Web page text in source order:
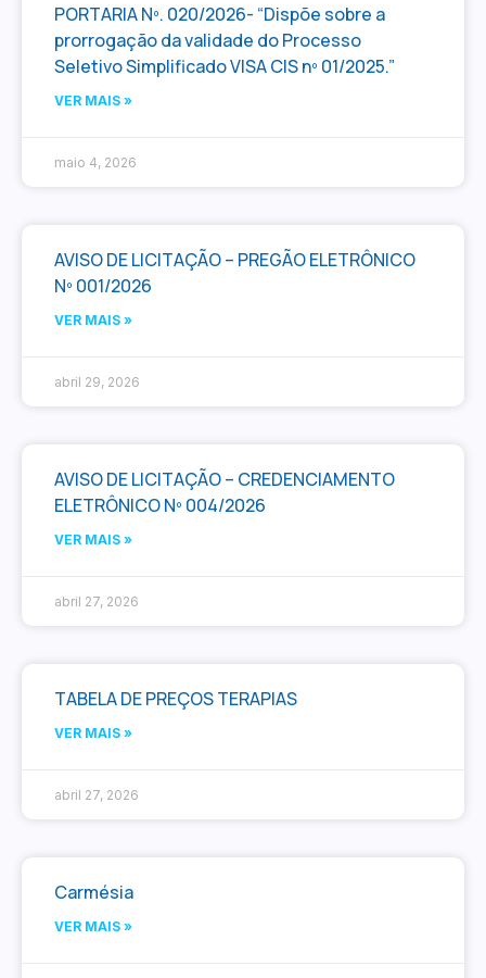
PORTARIA Nº. 020/2026- “Dispõe sobre a
prorrogação da validade do Processo
Seletivo Simplificado VISA CIS nº 01/2025.”
VER MAIS »
maio 4, 2026
AVISO DE LICITAÇÃO – PREGÃO ELETRÔNICO
Nº 001/2026
VER MAIS »
abril 29, 2026
AVISO DE LICITAÇÃO – CREDENCIAMENTO
ELETRÔNICO Nº 004/2026
VER MAIS »
abril 27, 2026
TABELA DE PREÇOS TERAPIAS
VER MAIS »
abril 27, 2026
Carmésia
VER MAIS »